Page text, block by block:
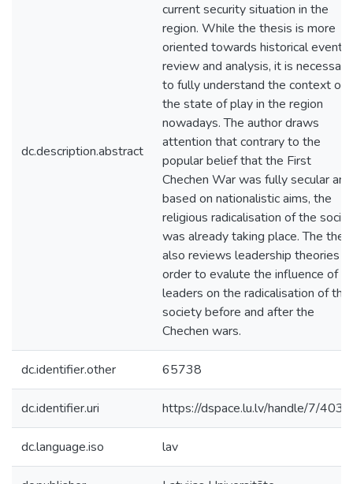
dc.description.abstract
current security situation in the
region. While the thesis is more
oriented towards historical event
review and analysis, it is necessary
to fully understand the context of
the state of play in the region
nowadays. The author draws
attention that contrary to the
popular belief that the First
Chechen War was fully secular and
based on nationalistic aims, the
religious radicalisation of the
was already taking place. The
also reviews leadership theories in
order to evalute the influence of
leaders on the radicalisation of the
society before and after the
Chechen wars.
dc.identifier.other 65738
dc.identifier.uri https://dspace.lu.lv/handle/7/
dc.language.iso lav